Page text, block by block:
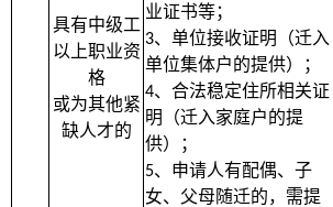
具有中级工
以上职业资
格
或为其他紧
缺人才的
业证书等；
3、单位接收证明（迁入
单位集体户的提供）；
4、合法稳定住所相关证
明（迁入家庭户的提
供）；
5、申请人有配偶、子
女、父母随迁的，需提